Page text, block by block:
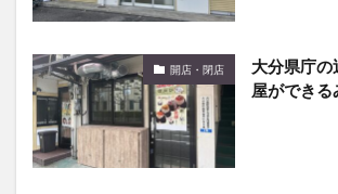
開店・閉店
大分県庁の
屋ができる